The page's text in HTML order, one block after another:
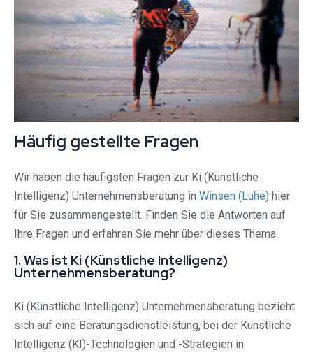
Häufig gestellte Fragen
Wir haben die häufigsten Fragen zur Ki (Künstliche
Intelligenz) Unternehmensberatung in Winsen (Luhe) hier
für Sie zusammengestellt. Finden Sie die Antworten auf
Ihre Fragen und erfahren Sie mehr über dieses Thema.
1. Was ist Ki (Künstliche Intelligenz)
Unternehmensberatung?
Ki (Künstliche Intelligenz) Unternehmensberatung bezieht
sich auf eine Beratungsdienstleistung, bei der Künstliche
Intelligenz (KI)-Technologien und -Strategien in